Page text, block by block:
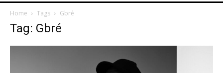
Home Tags Gbré
Tag: Gbré